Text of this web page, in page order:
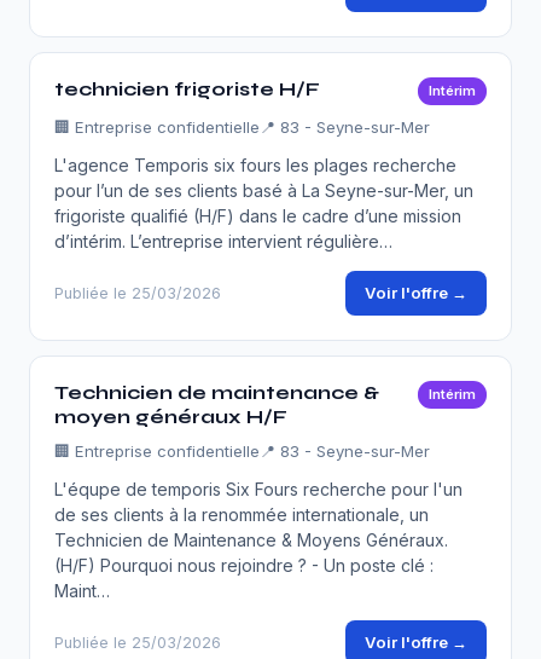
technicien frigoriste H/F Intérim
🏢 Entreprise confidentielle 📍 83 - Seyne-sur-Mer
L'agence Temporis six fours les plages recherche
pour l’un de ses clients basé à La Seyne-sur-Mer, un
frigoriste qualifié (H/F) dans le cadre d’une mission
d’intérim. L’entreprise intervient régulière…
Publiée le 25/03/2026 Voir l'offre →
Technicien de maintenance &
moyen généraux H/F
Intérim
🏢 Entreprise confidentielle 📍 83 - Seyne-sur-Mer
L'équpe de temporis Six Fours recherche pour l'un
de ses clients à la renommée internationale, un
Technicien de Maintenance & Moyens Généraux.
(H/F) Pourquoi nous rejoindre ? - Un poste clé :
Maint…
Publiée le 25/03/2026 Voir l'offre →